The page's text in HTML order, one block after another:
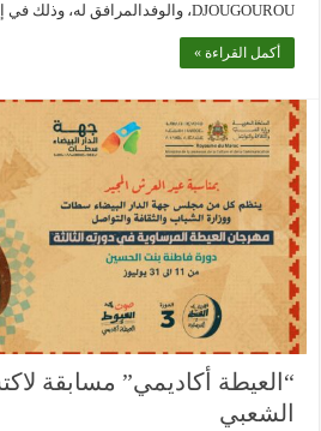
DJOUGOUROU، والوفدالمرافق له، وذلك في إطار زيارة عمل يقوم بها …
أكمل القراءة »
“العيطة أكاديمي” مسابقة
الشعبي